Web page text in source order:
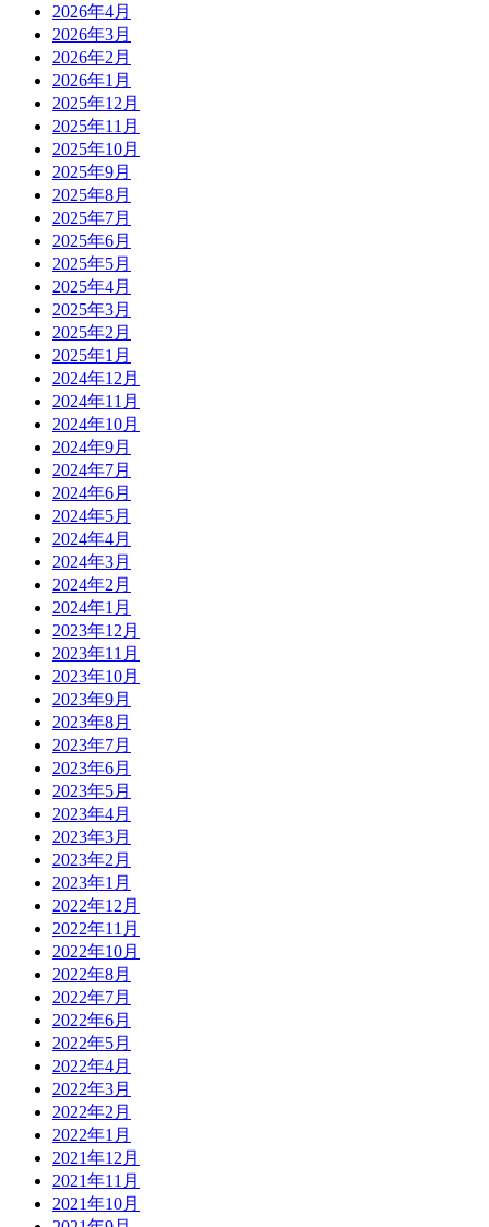
2026年4月
2026年3月
2026年2月
2026年1月
2025年12月
2025年11月
2025年10月
2025年9月
2025年8月
2025年7月
2025年6月
2025年5月
2025年4月
2025年3月
2025年2月
2025年1月
2024年12月
2024年11月
2024年10月
2024年9月
2024年7月
2024年6月
2024年5月
2024年4月
2024年3月
2024年2月
2024年1月
2023年12月
2023年11月
2023年10月
2023年9月
2023年8月
2023年7月
2023年6月
2023年5月
2023年4月
2023年3月
2023年2月
2023年1月
2022年12月
2022年11月
2022年10月
2022年8月
2022年7月
2022年6月
2022年5月
2022年4月
2022年3月
2022年2月
2022年1月
2021年12月
2021年11月
2021年10月